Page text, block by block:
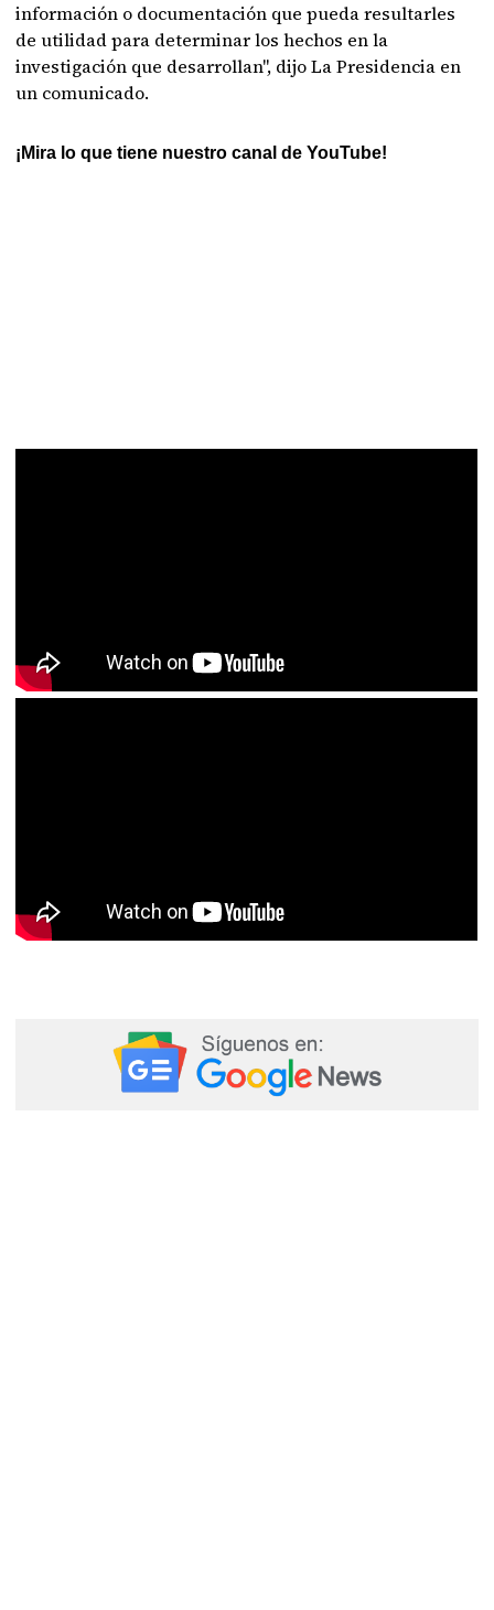
información o documentación que pueda resultarles
de utilidad para determinar los hechos en la
investigación que desarrollan", dijo La Presidencia en
un comunicado.
¡Mira lo que tiene nuestro canal de YouTube!